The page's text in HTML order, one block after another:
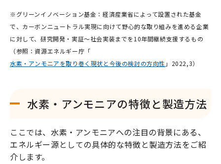
※グリーンイノベーション基金：経済産業省によって設置された基金
で、カーボンニュートラル実現に向けて野心的な取り組みを進める企業
に対して、研究開発・実証〜社会実装までを10年間継続支援するもの
（参照：資源エネルギー庁「
水素・アンモニアを取り巻く現状と今後の検討の方向性 」2022,3）
水素・アンモニアの特徴と製造方法
ここでは、水素・アンモニアへの注目の背景にある、
エネルギー源としての具体的な特徴と製造方法をご紹
介します。